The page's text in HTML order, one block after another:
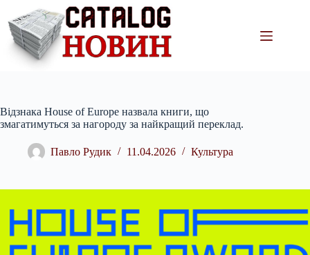
вмісту
Відзнака House of Europe назвала книги, що
змагатимуться за нагороду за найкращий переклад.
Павло Рудик 11.04.2026 Культура